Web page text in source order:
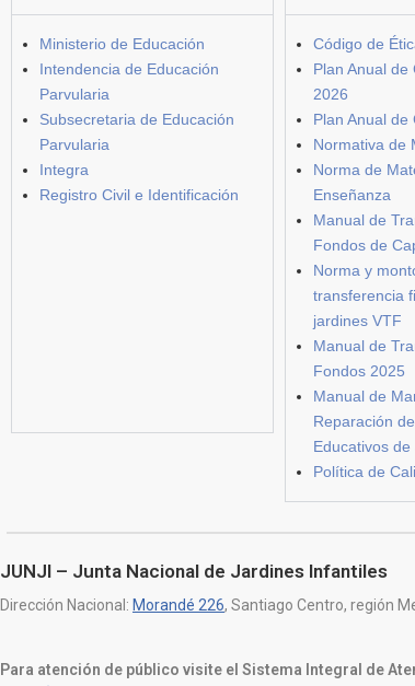
Ministerio de Educación
Intendencia de Educación
Parvularia
Subsecretaria de Educación
Parvularia
Integra
Registro Civil e Identificación
Código de
Plan Anual de
2026
Plan Anual de
Normativa de
Norma de
Enseñanza
Manual de
Fondos de
Norma y
transferencia
jardines VTF
Manual de
Fondos 2025
Manual de
Reparación
Educativos de
Política de
JUNJI – Junta Nacional de Jardines Infantiles
Dirección Nacional: Morandé 226, Santiago Centro, región
Para atención de público visite el Sistema Integral de